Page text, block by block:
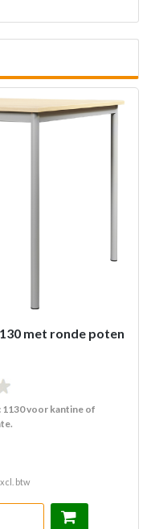
voor kantine of
btw